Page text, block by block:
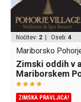
Nočitev: 2 | Oseb:4
Mariborsko
Zimski oddih v
Mariborskem
ZIMSKA PRAVLJICA!